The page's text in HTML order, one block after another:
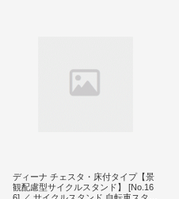
ディーナ チェスタ・床付タイプ【景
観配慮型サイクルスタンド】 [No.16
6] ／ サイクルスタンド 自転車スタン